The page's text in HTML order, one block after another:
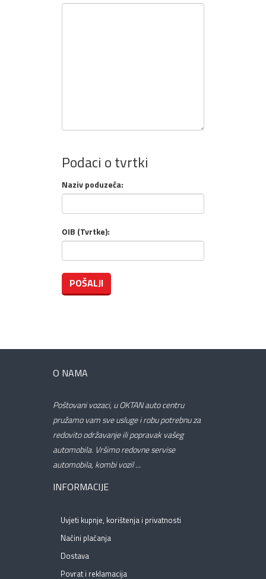
Podaci o tvrtki
Naziv poduzeća:
OIB (Tvrtke):
O NAMA
Poštovani vozaci, u OKTAN auto centru
pružamo vam sve usluge i robu potrebnu za
redovito održavanje ili popravak vašeg
automobila. Vršimo redovne servise
automobila, kombi vozil ...
INFORMACIJE
Uvjeti kupnje, korištenja i privatnosti
Načini plaćanja
Dostava
Povrat i reklamacija